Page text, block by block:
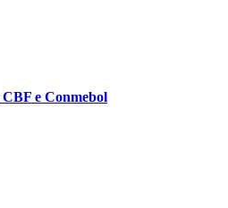
e Conmebol